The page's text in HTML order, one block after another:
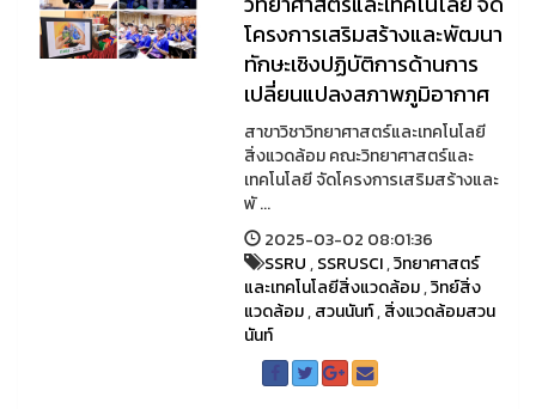
โครงการเสริมสร้างและพัฒนา
ทักษะเชิงปฏิบัติการด้านการ
เปลี่ยนแปลงสภาพภูมิอากาศ
สาขาวิชาวิทยาศาสตร์และเทคโนโลยี
สิ่งแวดล้อม คณะวิทยาศาสตร์และ
เทคโนโลยี จัดโครงการเสริมสร้างและ
พั ...
2025-03-02 08:01:36
SSRU,SSRUSCI,วิทยาศาสตร์
และเทคโนโลยีสิ่งแวดล้อม,วิทย์สิ่ง
แวดล้อม,สวนนันท์,สิ่งแวดล้อมสวน
นันท์